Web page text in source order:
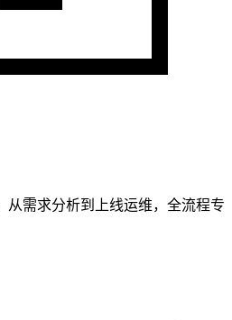
从需求分析到上线运维，全流程专